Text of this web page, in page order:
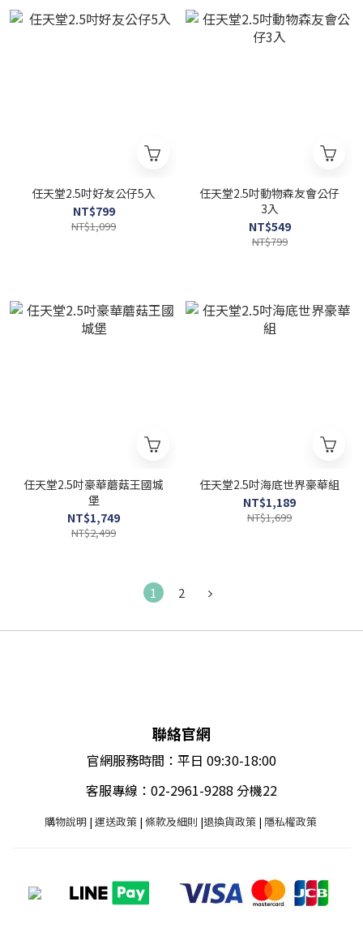
任天堂2.5吋好友公仔5入
NT$799
NT$1,099
任天堂2.5吋動物森友會公仔
3入
NT$549
NT$799
任天堂2.5吋豪華蘑菇王國城
堡
NT$1,749
NT$2,499
任天堂2.5吋海底世界豪華組
NT$1,189
NT$1,699
1 2
聯絡官網
官網服務時間：平日 09:30-18:00
客服專線：02-2961-9288 分機22
購物說明| 運送政策 | 條款及細則 |退換貨政策| 隱私權政策